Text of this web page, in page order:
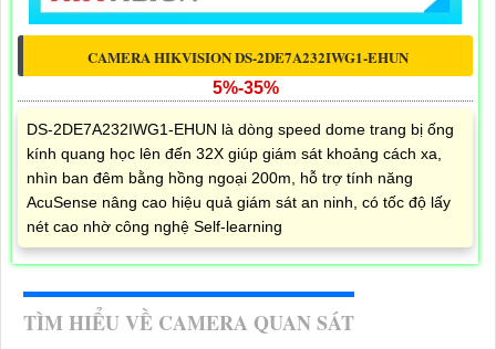
CAMERA HIKVISION DS-2DE7A232IWG1-EHUN
5%-35%
DS-2DE7A232IWG1-EHUN là dòng speed dome trang bị ống
kính quang học lên đến 32X giúp giám sát khoảng cách xa,
nhìn ban đêm bằng hồng ngoại 200m, hỗ trợ tính năng
AcuSense nâng cao hiệu quả giám sát an ninh, có tốc độ lấy
nét cao nhờ công nghệ Self-learning
TÌM HIỂU VỀ CAMERA QUAN SÁT